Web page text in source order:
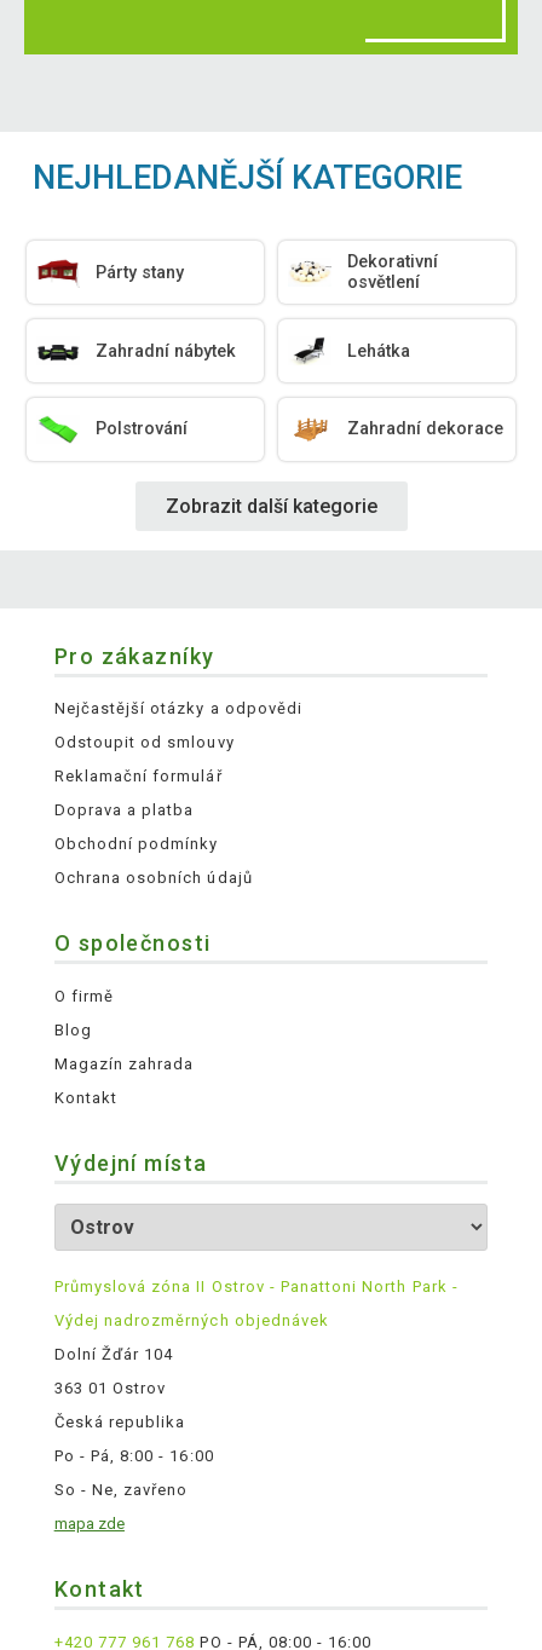
NEJHLEDANĚJŠÍ KATEGORIE
Párty stany
Dekorativní
osvětlení
Zahradní nábytek Lehátka
Polstrování Zahradní dekorace
Zobrazit další kategorie
Pro zákazníky
Nejčastější otázky a odpovědi
Odstoupit od smlouvy
Reklamační formulář
Doprava a platba
Obchodní podmínky
Ochrana osobních údajů
O společnosti
O firmě
Blog
Magazín zahrada
Kontakt
Výdejní místa
Průmyslová zóna II Ostrov - Panattoni North Park -
Výdej nadrozměrných objednávek
Dolní Žďár 104
363 01 Ostrov
Česká republika
Po - Pá, 8:00 - 16:00
So - Ne, zavřeno
mapa zde
Kontakt
+420 777 961 768 PO - PÁ, 08:00 - 16:00